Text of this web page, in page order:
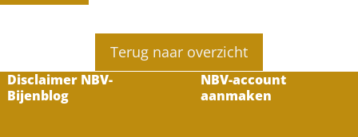
Terug naar overzicht
Disclaimer NBV-
Bijenblog
NBV-account
aanmaken